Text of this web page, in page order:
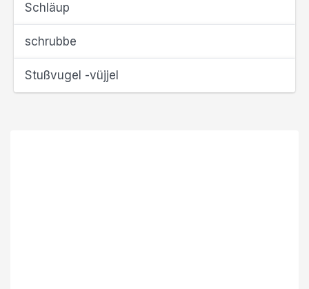
Schläup
schrubbe
Stußvugel -vüjjel